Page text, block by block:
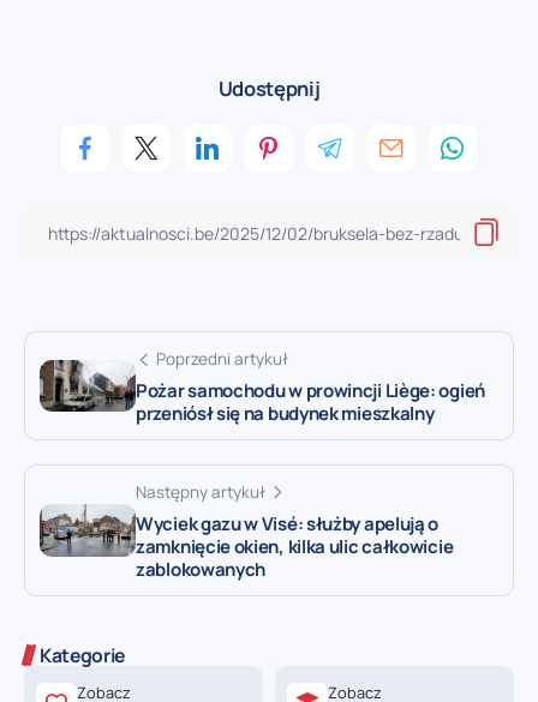
Udostępnij
Poprzedni artykuł
Pożar samochodu w prowincji Liège: ogień
przeniósł się na budynek mieszkalny
Następny artykuł
Wyciek gazu w Visé: służby apelują o
zamknięcie okien, kilka ulic całkowicie
zablokowanych
Kategorie
Zobacz Zobacz